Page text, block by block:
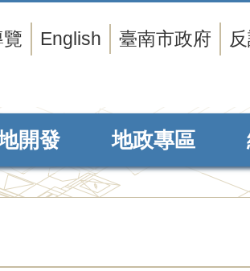
English 臺南市政府
開發 地政專區